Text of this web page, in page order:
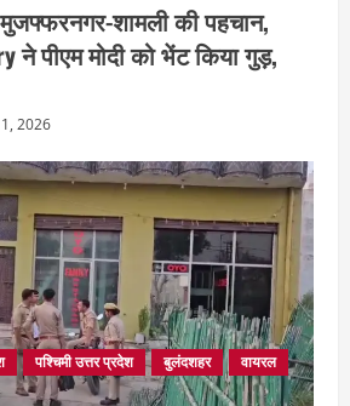
शामली की पहचान,
ने पीएम मोदी को भेंट किया गुड़,
2026
पश्चिमी उत्तर प्रदेश बुलंदशहर
वायरल